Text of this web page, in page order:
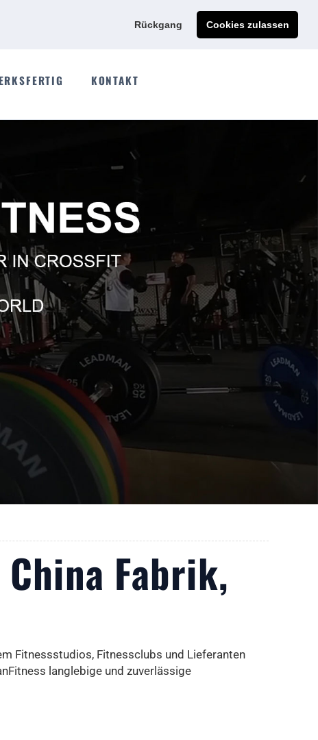
Rückgang Cookies zulassen
Jetzt individuelles Angebot anfordern
KONTAKT
Fabrik,
Fitnessstudios, Fitnessclubs und Lieferanten
langlebige und zuverlässige